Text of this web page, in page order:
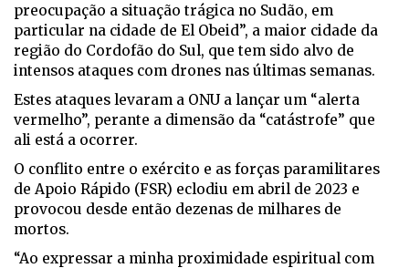
preocupação a situação trágica no Sudão, em
particular na cidade de El Obeid”, a maior cidade da
região do Cordofão do Sul, que tem sido alvo de
intensos ataques com drones nas últimas semanas.
Estes ataques levaram a ONU a lançar um “alerta
vermelho”, perante a dimensão da “catástrofe” que
ali está a ocorrer.
O conflito entre o exército e as forças paramilitares
de Apoio Rápido (FSR) eclodiu em abril de 2023 e
provocou desde então dezenas de milhares de
mortos.
“Ao expressar a minha proximidade espiritual com